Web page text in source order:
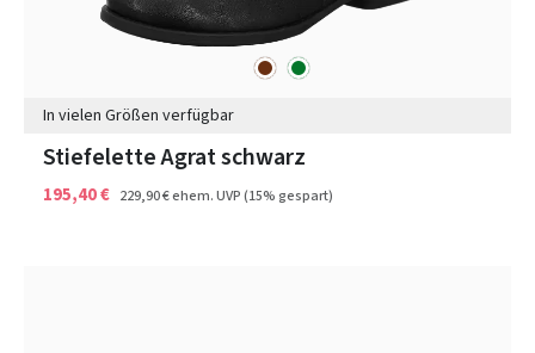
braungrün
In vielen Größen verfügbar
Stiefelette Agrat schwarz
195,40 € 229,90 €ehem. UVP(15% gespart)